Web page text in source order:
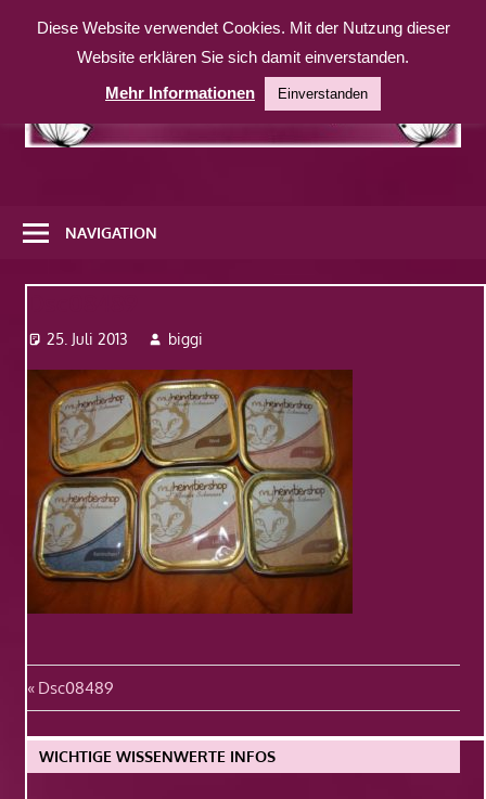
Inhalt
weitere
Website
NAVIGATION
25. Juli 2013 biggi
Beitragsnavigation
Vorheriger
Beitrag:
Dsc08489
WICHTIGE WISSENWERTE INFOS
Diese Website verwendet Cookies. Mit der Nutzung dieser
Website erklären Sie sich damit einverstanden.
Mehr Informationen
Einverstanden